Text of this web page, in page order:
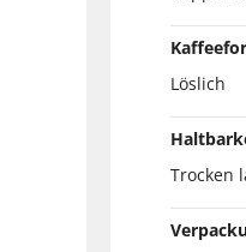
Löslich
Trocken